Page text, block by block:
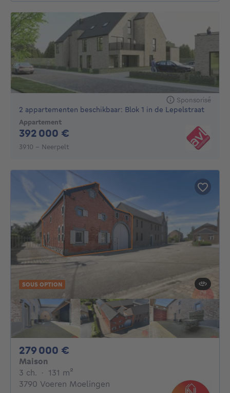
Sponsorisé
2 appartementen beschikbaar: Blok 1 in de Lepelstraat
Appartement
392 000 €
3910 - Neerpelt
SOUS OPTION
279 000 €
Maison
3 ch. 3 chambres
· 131 m²
3790 Voeren Moelingen